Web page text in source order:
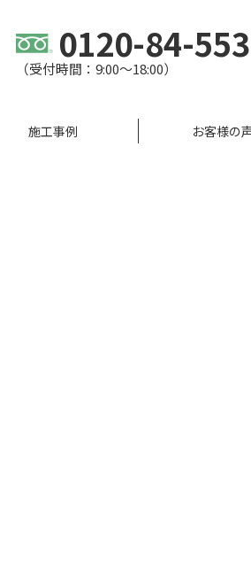
0120-84-
（受付時間：9:00〜18:00）
施工事例 お客様の